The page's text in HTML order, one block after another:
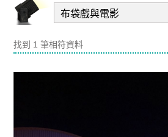
找到 1 筆相符資料